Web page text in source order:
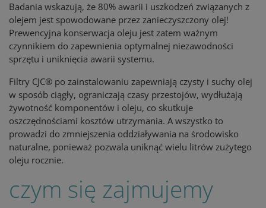
Badania wskazują, że 80% awarii i uszkodzeń związanych z
olejem jest spowodowane przez zanieczyszczony olej!
Prewencyjna konserwacja oleju jest zatem ważnym
czynnikiem do zapewnienia optymalnej niezawodności
sprzętu i uniknięcia awarii systemu.
Filtry CJC® po zainstalowaniu zapewniają czysty i suchy olej
w sposób ciągły, ograniczają czasy przestojów, wydłużają
żywotność komponentów i oleju, co skutkuje
oszczędnościami kosztów utrzymania. A wszystko to
prowadzi do zmniejszenia oddziaływania na środowisko
naturalne, ponieważ pozwala uniknąć wielu litrów zużytego
oleju rocznie.
czym się zajmujemy